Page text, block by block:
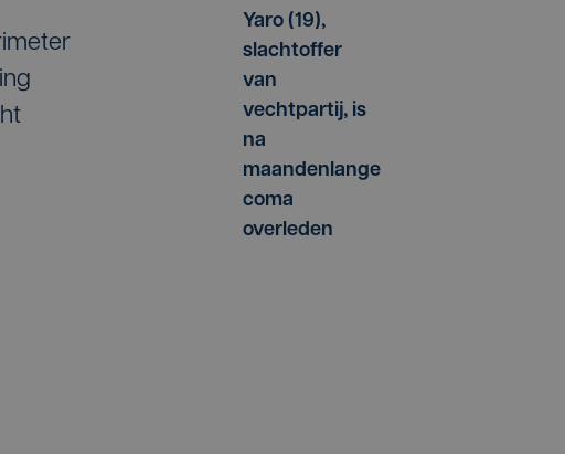
Yaro (19),
slachtoffer
van
vechtpartij, is
na
maandenlange
coma
overleden